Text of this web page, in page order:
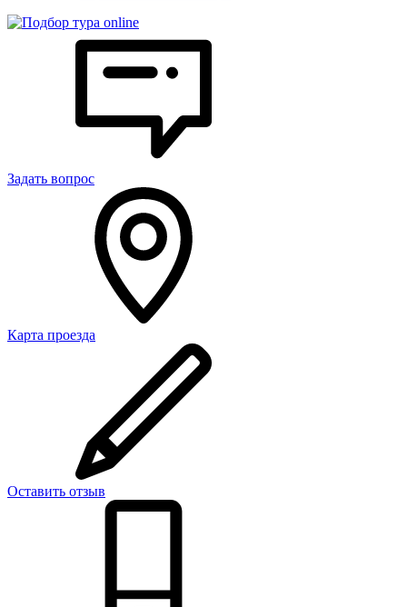
Задать вопрос
Карта проезда
Оставить отзыв